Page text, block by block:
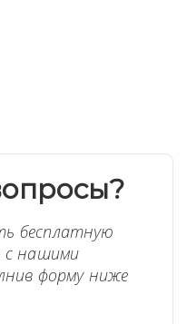
бесплатную
с нашими
форму ниже